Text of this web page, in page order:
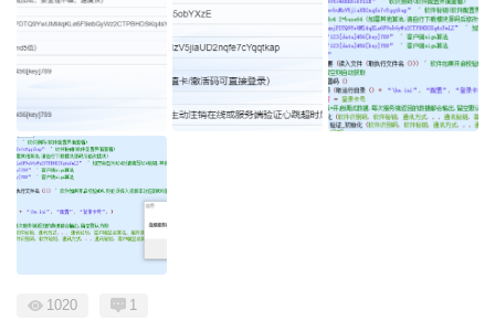
1020 1